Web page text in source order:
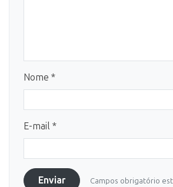
Nome *
E-mail *
Enviar Campos obrigatório